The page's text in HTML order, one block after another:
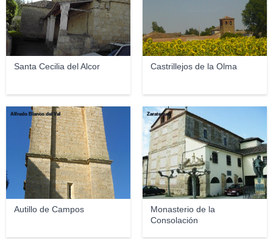
Santa Cecilia del Alcor Castrillejos de la Olma
Autillo de Campos
Alfredo Blanco del Val
Monasterio de la
Consolación
Zarateman